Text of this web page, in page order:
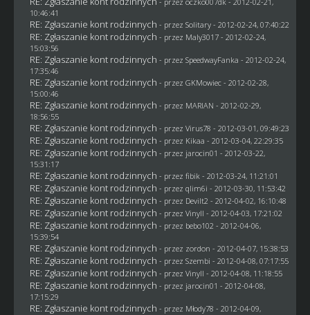
10:46:41
RE: Zgłaszanie kont rodzinnych - przez Solitary- 2012-02-24, 07:40:22
RE: Zgłaszanie kont rodzinnych - przez Maly3017- 2012-02-24,
15:03:56
RE: Zgłaszanie kont rodzinnych - przez SpeedwayFanka - 2012-02-24,
17:35:46
RE: Zgłaszanie kont rodzinnych - przez GKMowiec- 2012-02-28,
15:00:46
RE: Zgłaszanie kont rodzinnych - przez MARIAN - 2012-02-29,
18:56:55
RE: Zgłaszanie kont rodzinnych - przez Virus78 - 2012-03-01, 09:49:23
RE: Zgłaszanie kont rodzinnych - przez Kikaa - 2012-03-04, 22:29:35
RE: Zgłaszanie kont rodzinnych - przez jarocin01 - 2012-03-22,
15:31:17
RE: Zgłaszanie kont rodzinnych - przez fibik- 2012-03-24, 11:21:01
RE: Zgłaszanie kont rodzinnych - przez qlim6i - 2012-03-30, 11:53:42
RE: Zgłaszanie kont rodzinnych - przez Devilt2 - 2012-04-02, 16:10:48
RE: Zgłaszanie kont rodzinnych - przez Vinyll - 2012-04-03, 17:21:02
RE: Zgłaszanie kont rodzinnych - przez bebo102 - 2012-04-06,
15:39:54
RE: Zgłaszanie kont rodzinnych - przez zordon - 2012-04-07, 15:38:53
RE: Zgłaszanie kont rodzinnych - przez Szembi - 2012-04-08, 07:17:55
RE: Zgłaszanie kont rodzinnych - przez Vinyll - 2012-04-08, 11:18:55
RE: Zgłaszanie kont rodzinnych - przez jarocin01 - 2012-04-08,
17:15:29
RE: Zgłaszanie kont rodzinnych - przez Młody78 - 2012-04-09,